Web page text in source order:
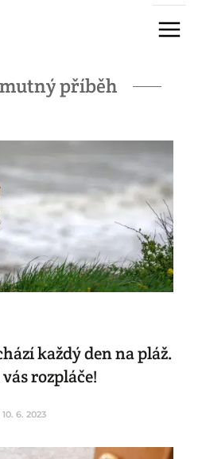
Menu
příběh
každý den na pláž.
rozpláče!
10. 6. 2023